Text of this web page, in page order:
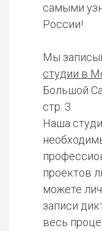
самыми
России!
Мы
студии в
Большой
стр. 3.
Наша
проектов
можете
записи
весь